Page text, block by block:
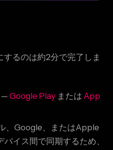
るのは約2分で完了しま
— Google Play または App
、Google、またはApple
イス間で同期するため、